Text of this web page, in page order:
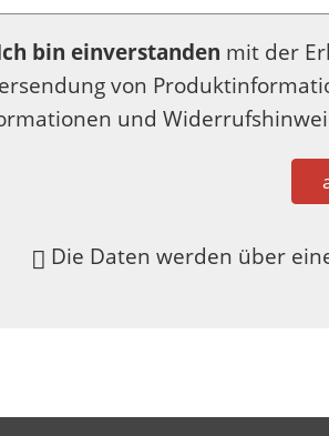
bin einverstanden mit der
von
und
Die Daten werden über